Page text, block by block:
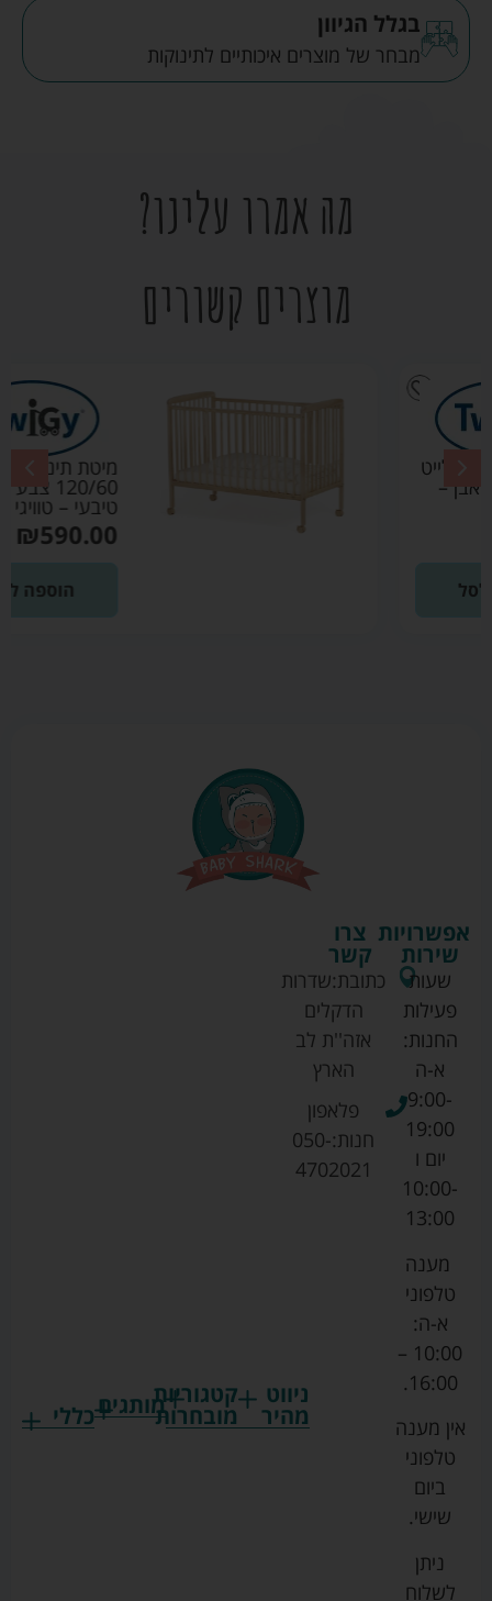
בגלל הגיוון
מבחר של מוצרים איכותיים לתינוקות
מה אמרו עלינו?
מוצרים קשורים
מיטת תינוק סטארלייט
120/60 צבע עץ
טיבעי – טוויגי Twigy
₪
ניווט
מהיר
קטגוריות
מובחרותמותגים
גרקו
כללי
צרו
קשר
כתובת:שדרות
הדקלים
אזה''ת לב
הארץ
פלאפון
חנות:050-
4702021
אפשרויות
שירות
שעות
פעילות
החנות:
א-ה
9:00-
19:00
יום ו
10:00-
13:00
מענה
טלפוני
א-ה:
10:00 –
16:00.
אין מענה
טלפוני
ביום
שישי.
ניתן
לשלוח